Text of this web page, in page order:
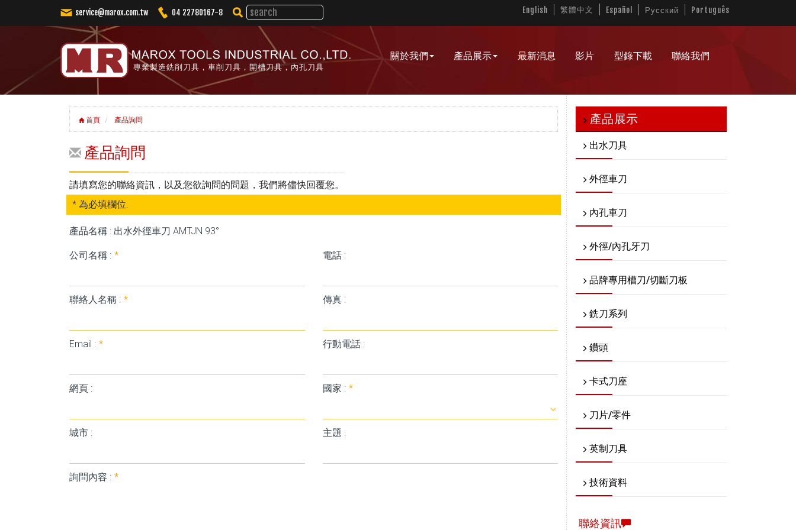
service@marox.com.tw 04 22780167-8 English 繁體中文 Español Русский Português
專業製造銑削刀具，車削刀具，開槽刀具，內孔刀具
關於我們 產品展示 最新消息 影片 型錄下載 聯絡我們
首頁 產品詢問
產品詢問
請填寫您的聯絡資訊，以及您欲詢問的問題，我們將儘快回覆您。
* 為必填欄位.
產品名稱 : 出水外徑車刀 AMTJN 93°
公司名稱 : * 電話 :
聯絡人名稱 : * 傳真 :
Email : * 行動電話 :
網頁 : 國家 : *
城市 : 主題 :
詢問內容 : *
產品展示
出水刀具
外徑車刀
內孔車刀
外徑/內孔牙刀
品牌專用槽刀/切斷刀板
銑刀系列
鑽頭
卡式刀座
刀片/零件
英制刀具
技術資料
聯絡資訊